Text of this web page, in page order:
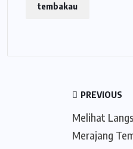
tembakau
PREVIOUS
Melihat
Merajang